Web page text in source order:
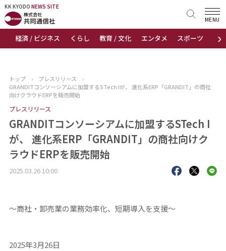
KK KYODO NEWS SITE
›
経済 / ビジネス くらし 教育 / 文化 エンタメ スポーツ 地域
MENU
KK KYODONEWS SITE
トップページ
ニュース
おすすめコンテンツ
出版物
会社概要
トップ › プレスリリース
›
GRANDITコンソーシアムに加盟するSTech Iが、 進化系ERP「GRANDIT」の商社
向けクラウドERPを販売開始
プレスリリース
GRANDITコンソーシアムに加盟するSTech I
が、 進化系ERP「GRANDIT」の商社向けク
ラウドERPを販売開始
2025.03.26 10:00
～商社・卸売業の業務効率化、短期導入を支援～
2025年3月26日